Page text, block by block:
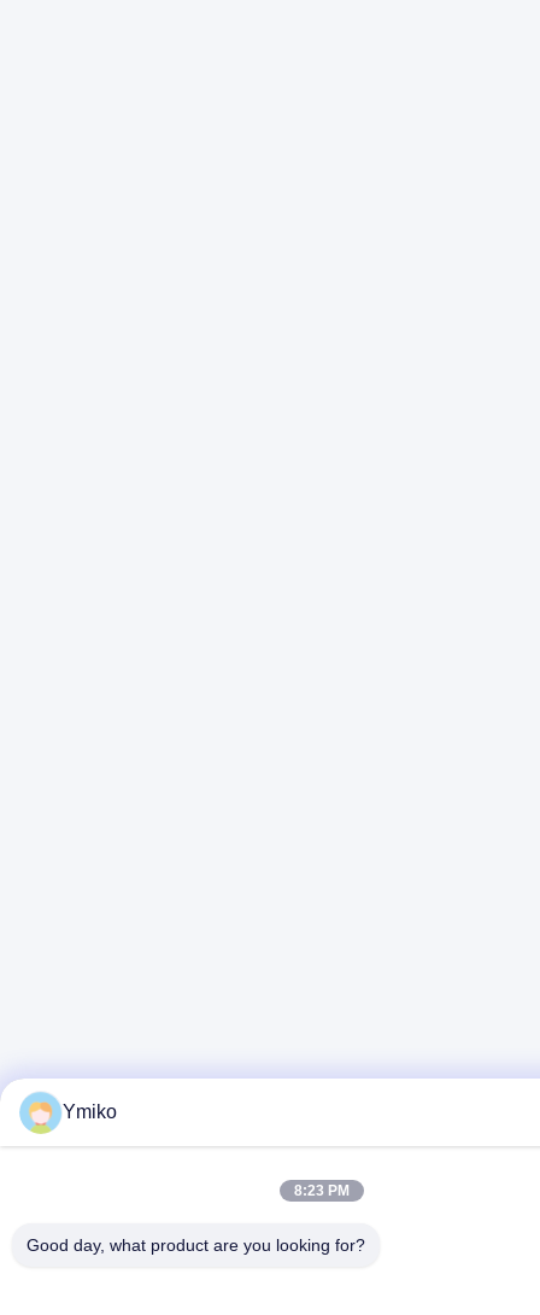
Ymiko
8:23 PM
Good day, what product are you looking for?